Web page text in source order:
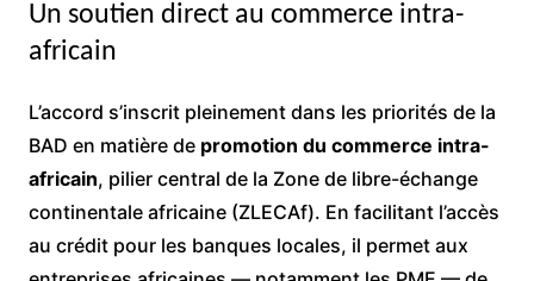
Un soutien direct au commerce intra-
africain
L’accord s’inscrit pleinement dans les priorités de la
BAD en matière de promotion du commerce intra-
africain, pilier central de la Zone de libre-échange
continentale africaine (ZLECAf). En facilitant l’accès
au crédit pour les banques locales, il permet aux